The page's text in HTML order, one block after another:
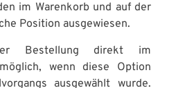
im Warenkorb und auf der
Position ausgewiesen.
Bestellung direkt im
wenn diese Option
ausgewählt wurde.